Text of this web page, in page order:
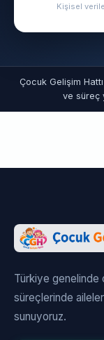
Kişisel
Çocuk Gelişim
ve süreç
Türkiye genelinde
süreçlerinde
sunuyoruz.